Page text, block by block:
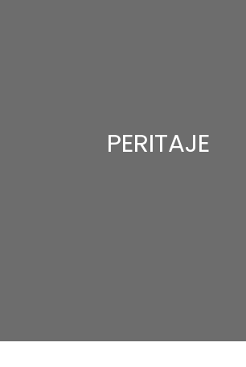
PERITAJE